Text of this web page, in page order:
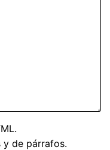
y de párrafos.